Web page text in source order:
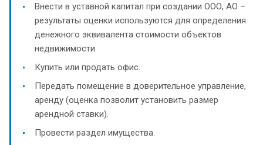
Внести в уставной капитал при создании ООО, АО –
результаты оценки используются для определения
денежного эквивалента стоимости объектов
недвижимости.
Купить или продать офис.
Передать помещение в доверительное управление,
аренду (оценка позволит установить размер
арендной ставки).
Провести раздел имущества.